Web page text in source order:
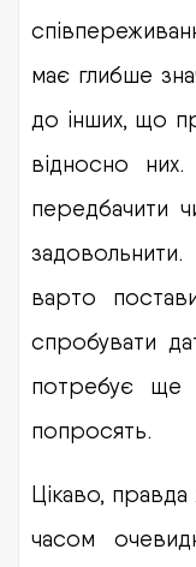
має глибше
до інших, що
відносно
передбачити
варто
спробувати
потребує
попросять.
Цікаво,
часом